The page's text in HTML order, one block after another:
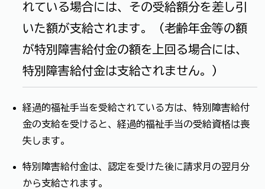
れている場合には、その受給額分を差し引
いた額が支給されます。（老齢年金等の額
が特別障害給付金の額を上回る場合には、
特別障害給付金は支給されません。）
経過的福祉手当を受給されている方は、特別障害給付
金の支給を受けると、経過的福祉手当の受給資格は喪
失します。
特別障害給付金は、認定を受けた後に請求月の翌月分
から支給されます。